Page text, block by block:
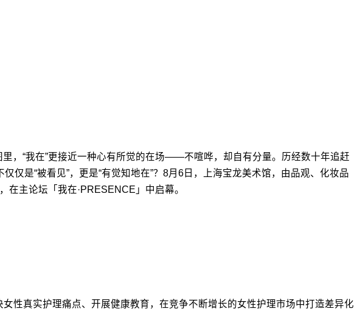
，“我在”更接近一种心有所觉的在场——不喧哗，却自有分量。历经数十年追赶
是“被看见”，更是“有觉知地在”？8月6日，上海宝龙美术馆，由品观、化妆品
主论坛「我在·PRESENCE」中启幕。
性真实护理痛点、开展健康教育，在竞争不断增长的女性护理市场中打造差异化